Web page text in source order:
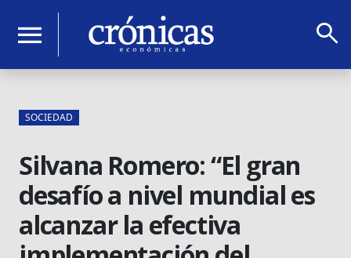
menu search
SOCIEDAD
Silvana Romero: “El gran
desafío a nivel mundial es
alcanzar la efectiva